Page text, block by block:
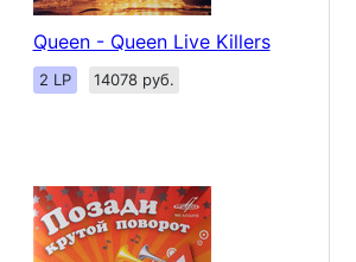
Queen - Queen Live Killers
2 LP 14078 руб.